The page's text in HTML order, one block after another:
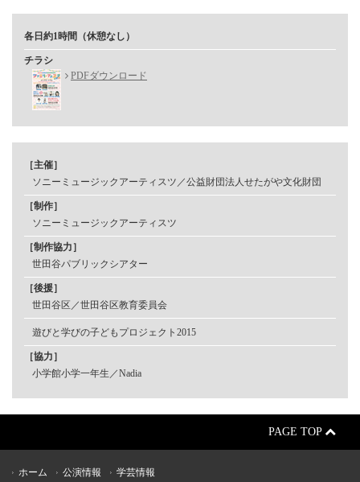
各日約1時間（休憩なし）
チラシ
PDFダウンロード
［主催］
ソニーミュージックアーティスツ／公益財団法人せたがや文化財団
［制作］
ソニーミュージックアーティスツ
［制作協力］
世田谷パブリックシアター
［後援］
世田谷区／世田谷区教育委員会
遊びと学びの子どもプロジェクト2015
［協力］
小学館小学一年生／Nadia
PAGE TOP
ホーム 公演情報
学芸情報